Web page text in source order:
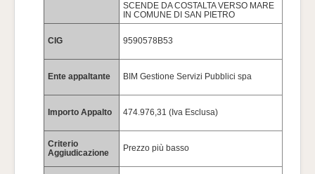
SCENDE DA COSTALTA VERSO MARE
IN COMUNE DI SAN PIETRO
CIG 9590578B53
Ente appaltante BIM Gestione Servizi Pubblici spa
Importo Appalto 474.976,31 (Iva Esclusa)
Criterio
Aggiudicazione
Prezzo più basso